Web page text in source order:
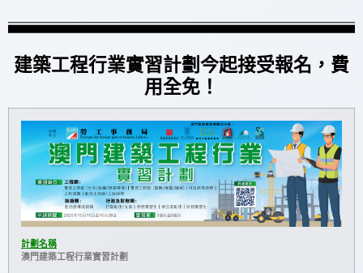
建築工程行業實習計劃今起接受報名，費
用全免！
計劃名稱
澳門建築工程行業實習計劃